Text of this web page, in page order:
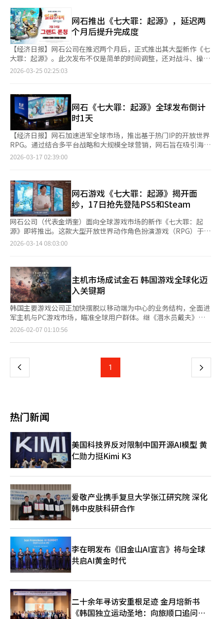
度内容“黎明之路（简单）”，降低了用户的进入门槛。 亚文化
游戏市场忠诚用户比例高，因此对过度付费结构的反感也较大。网
石游戏正在调整战略，以延长用户停留时间并建立长期游戏生态。
因此，《蒙奇：STAR DIVE》在苹果应用商店获得了4.7分，谷歌
Play也有4.4分的较高用户评价。 最近在亚洲地区进行PC上线的
《权力的游戏：王座之路》被认为是进一步强化这种变化趋势的案
例。网石游戏根据在西方早期访问过程中获得的用户反馈，重新整
顿了战斗和成长结构以及整体收入模式。 特别是去除了通过付费
法就能获得装备的结构，增强了成长的公平性。 此外，前一天
《权力的游戏：王座之路》的Steam页面公告中，将可能让用户感
觉到双重支付的“战斗通行证经验包”改为免费，并进行了全额退
款，快速反映了用户反馈。 此次网石游戏的战略变化被分析为不
仅仅是收入模式的调整，而是向全球发行商转型的过程。随着从以
移动为中心的业务结构转向以主机、PC和多平台为基础的全球市
场攻势，符合全球用户需求的服务战略变得愈发重要。 尤其是在
续性和用户体验所取代，成为核心竞争力。 网石游戏计划在下半
年继续通过多款新作攻占全球市场。即将推出的作品包括《SOL：
enchant》、《我独自升级：KARMA》、《香格里拉前线：七大
最强种族》、《项目章鱼》、《恶魔之心》、《项目伊吉斯》等。
网石游戏相关人士表示：“我们正在持续改善体质，以降低用户在
收入模式上的负担，增强游戏性，让全球用户能够体验到游戏的本
质乐趣。未来的新作也将围绕用户体验设计服务结构，同时保留各
少，人工成本较上季度有所下降，支付佣金也因自有知识产权游戏
的销售比例增加而减少。 网石期待从第二季度开始，新作的效果
将显著反映在业绩上。公司计划于14日推出《权力的游戏：国王之
路》的亚洲地区PC版本，21日发布移动版本，并在6月推出新作
MMORPG《SOL：附魔》。 下半年，网石将继续其积极的新作发
布策略，计划依次推出《我独自升级：业力》、《香格里拉前线：
七大最强种》、《项目章鱼》、《恶魔之心》和《项目伊吉斯》等
5款新作。 网石代表金炳圭表示：“第一季度主要新作的发布集中
润均实现增长，公司的基础实力保持稳定。基于全球营收占比达到
79%的多元化产品组合，我们期待从第二季度开始，新作的销售将
显著反映，外部增长和盈利能力改善将同步出现。”※ 本报道经
人工智能（AI）系统翻译与编辑。
6.8%。净利润因HYBE股票处置等资产出售的影响，增长了
163%。 第一季度的业绩主要受到新作效果的限制。《石器时代：
养成》和《七大罪：起源》于3月发布，尽管销售反映时间较短，
但分别占第一季度收入的3%。Netmarble认为这两款作品已在市
场上稳定落地。 金炳圭在业绩发布电话会议中表示：“《七大
罪：起源》和《梦境：星际潜水》在多个国家的多平台同步发布，
超前收入最大化的策略不如稳定的长期PLC对公司更有利。” 新作
的运营方向也将围绕长期稳定展开。金CEO指出：“不同平台的游
进行长期用户稳定的更新。” 关于自有支付的扩展，金CEO持谨
慎态度。他表示：“自有支付的比例受平台特性、市场手续费政策
和游戏类型等三大因素影响，单纯为了提高营业利润而引入自有支
付并不一定能转化为用户支付。” 不过，他承认减轻手续费负担
的必要性，表示：“我们充分意识到，降低波动性费用的手续费符
合股东利益。” Netmarble预计第二季度新作效果将显著体现。
本月将启动《权力的游戏：王座之路》在亚洲地区的发布，6月将
推出《魔法：附魔》。下半年还计划依次发布《我独自升级：因
心》和《项目伊西斯》等五款新作。 Netmarble CFO都基旭表
示：“预计从第二季度开始，新作发布的成果将推动外部增长和盈
利能力的提升，结合自有成本优化和支付手续费率等有利外部环境
变化，盈利能力将逐步改善。” Netmarble今年的业绩走势将更
多依赖于新作的长期运营表现。全球同步发布和多平台策略虽能扩
大用户基础，但各国用户行为和平台收费结构的差异也增加了运营
难度。Netmarble能否在地区更新和成本优化上协调一致，将是
盈利能力改善的关键。 金炳圭表示：“今年是多种类型和全球IP基
工智能（AI）系统翻译与编辑。
网石推出《七大罪：起源》，延迟两
个月后提升完成度
【经济日报】网石公司在推迟两个月后，正式推出其大型新作《七
大罪：起源》。此次发布不仅是简单的时间调整，还对战斗、操作
和UI等核心系统进行了全面改进，吸引了业界的关注。24日，网石
问题。在此前的全球CBT中，游戏整体结构需要改进的呼声很高。
尤其是由于跨平台结构，操作系统不够直观，反应性和控制的完整
性也需要改进。战斗系统被认为是一个挑战。虽然连击和技能配置
获得了积极评价，但难度曲线和敌人模式设计不够友好，导致早期
阶段的疲劳感较高。此外，UI和UX结构复杂，信息布局不直观，
用户难以掌握动线。开放世界的探索结构也需要改进。目标指引和
路径寻找元素不足，导致游戏动线过长，资源获取和恢复系统不流
畅，可能导致用户流失。因此，网石选择对系统进行全面检查，而
动线和改善资源获取结构等核心要素，调整了发布计划。此次发布
版本中，大部分变化已被预告。为各平台提供优化的UI和界面设
计，并通过账号联动实现移动端、PC和主机之间的无缝游戏。战
斗保持4人小队基础，允许根据情况更换角色，同时改进操作便利
性和战术元素。在内容方面，结合了基于原作世界观的开放世界探
索和多人游戏元素，扩展了用户体验。用户可以自由探索里欧涅斯
城、妖精森林等主要区域，并通过小队游戏享受BOSS攻略等合作
内容。由于《七大罪》IP在全球累计销售5500万部，此次作品备
热门排行榜上名列前茅，反映了市场期待。此外，通过避开年初竞
争激烈的时段，调整日程以提高营销集中度。网石此次新作不仅是
为了推出，更是通过结构改进降低风险，测试其战略能否转化为实
际成果。网石在公告中表示：“感谢大家对《七大罪：起源》的关
注和支持。经过长时间的等待，能够再次与大家见面，开发团队感
到非常有意义。”※ 本报道经人工智能（AI）系统翻译与编辑。
2026-03-25 02:25:03
网石《七大罪：起源》全球发布倒计
时1天
【经济日报】网石加速进军全球市场，推出基于热门IP的开放世界
RPG。通过结合多平台战略和大规模全球营销，网石旨在吸引海外
用户。16日，网石宣布在美国洛杉矶L.A. Live举办线下活动“伊丽
扮演者装扮成原作中的主要角色“伊丽莎白”，在L.A. Live周围进
行游行。此外，现场还设有拍照区、游戏试玩、周边派发和抽奖等
体验项目。此外，网石于13日通过全球官方直播“世界预览”公开
了游戏的主要内容。玩家在正式发布时可以体验到主线故事的12个
章节，并有18种角色登场。《七大罪：起源》基于全球销量超过
5500万册的热门漫画《七大罪》IP。玩家可以自由探索布里塔尼
亚大陆，收集材料制作装备，并与朋友组队挑战野外BOSS和地下
城。网石还在全球主要城市进行大规模户外广告宣传，包括韩国光
国、德国、台湾、泰国、印度尼西亚、巴西等10个国家开展营销活
动。这一举措被解读为通过结合多平台战略，吸引主机和移动用
户。随着全球游戏市场中多平台游戏的扩展，网石试图通过IP项目
扩大海外用户群。韩国游戏公司正将全球市场作为核心增长战略。
由于国内市场增长放缓，企业正在针对全球市场进行营销和开发。
网石的海外收入占比已超过80%，在北美、欧洲和东南亚市场取得
了成绩。韩国游戏公司正在加强符合全球用户喜好的内容开发和本
地营销。除了移动端，主机和PC游戏的扩展也是趋势。网石计划
于17日在Steam和PlayStation 5平台上首先发布《七大罪：起
强海外市场攻势，《七大罪：起源》在全球RPG市场的表现备受关
注。网石F&C《七大罪：起源》总监具道亨表示：“我们将持续带
来原作的感动和原创地区的新鲜乐趣”，并对全球IP的成功充满信
2026-03-17 02:39:00
网石游戏《七大罪：起源》揭开面
纱，17日抢先登陆PS5和Steam
网石公司（代表金炳奎）面向全球游戏市场的新作《七大罪：起
源》即将推出。这款大型开放世界动作角色扮演游戏（RPG）于
13日通过官方YouTube频道进行了特别的世界预览直播，详细介
先在PlayStation5和全球PC平台Steam上推出该游戏，并于24日
扩展到包括移动设备在内的所有平台。通过优先攻占PC和主机平
台，网石旨在吸引西方用户并降低应用市场的手续费，以最大化盈
利。此次直播中最引人注目的决定是完全取消武器抽取系统。在全
球用户对概率型道具的疲劳达到极限的情况下，网石果断放弃了这
一主要收入来源。取而代之的是，玩家可以在开放世界中收集材
料，制作最高级别的SSR武器。这种变化不仅减少了付费诱导，还
大大提升了开放世界RPG的核心乐趣——探索的价值。玩家可以通
过制作和分解武器来提升角色，体验深刻的成就感。角色和武器的
也被设计得更加用户友好。玩家在80次召唤时至少能获得一次SSR
级英雄，如果未获得指定英雄，下一次80次召唤内必定获得。特别
精心构建到第12幕，原作主角梅利奥达斯和续作核心人物特里斯坦
林等标志性区域以高质量图形生动呈现。特别是采用了独特的多元
宇宙世界观，玩家可以与队友一起攻略隐藏在各地的5种Boss和3
种地牢，体验如同置身动画中的沉浸感。为纪念正式上线，玩家只
需登录游戏即可获得SSR英雄吉拉和专属武器，并通过丰富的活动
提供最多373次的免费召唤机会，大大降低了初期进入门槛。网石
将原定于1月的发行日期推迟至3月，以完善操作感和战斗系统，这
一坚持被视为成功的基础。最近在纽约时代广场和伦敦苏活区等全
球10个国家的主要地标投放了大规模户外广告，反映了对这部精良
作品的信心。最终，《七大罪：起源》的成败将成为上半年网石整
体业绩的关键。能否克服以移动为中心的限制，重新定义多平台时
代的全球成功公式，全球游戏业界的目光都集中在此。※ 本报道
经人工智能（AI）系统翻译与编辑。
2026-03-14 08:03:00
主机市场成试金石 韩国游戏全球化迈
入关键期
韩国主要游戏公司正加快摆脱以移动端为中心的业务结构，全面进
军主机与PC游戏市场，瞄准全球用户群体。继《潜水员戴夫》
《匹诺曹的谎言》《星刃》等作品相继取得成功后，今年上半年，
机、PC作品将陆续推出，韩国游戏产业的全球竞争力有望迎来实
主机与PC领域的关键元年，并加快布局海外市场。网石
（Netmarble）已于上月28日推出《七大罪：起源》，以PC和
等作品，推进产品结构多元化。 这一战略转向，源于韩国游戏在
全球市场不断累积的成功经验。乐线（Nexon）旗下
MINTROCKET开发的《潜水员戴夫》全球累计销量突破700万
份，海外销售占比超过九成，被视为韩国游戏全球化的代表案例。
新游游戏（Neowiz）的《匹诺曹的谎言》上线5个月吸引700万名
用户，累计销量突破300万份；Shift Up的《星刃》全平台累计销
量达300万份，PC版上线3天销量突破100万份。 业内分析指出，
主机与PC市场重新受到关注，主要与移动游戏增长放缓及全球市
场结构变化有关。目前，韩国游戏收入仍有六成以上来自移动端，
但增速已明显趋缓。相比之下，全球主机市场约占整体游戏销售额
的28%，在北美、欧洲等核心市场保持稳定规模，被视为实现真正
全球化的重要阵地。 不过，主机市场的高风险属性亦不容忽视。
魁匠团（Krafton）曾投入约2000亿韩元（约合人民币9亿元）开
远低于目标，凸显该领域的高门槛。 在此背景下，今年上半年备
受关注的《红色沙漠》成败，被业界视为韩国游戏产业进军全球主
机市场的重要风向标。珍艾碧丝表示，目前预售反响积极，且主机
版本占比较高。 中央大学经营学部教授魏正贤（音）指出：“韩
国游戏长期集中于网络和移动领域，主机市场相对薄弱。但近年的
成功案例显示，韩国开发商具备突破新市场的能力，其开发实力正
逐步获得全球认可。”
2026-02-07 01:10:56
上
页
1 下
热门新闻
美国科技界反对限制中国开源AI模型 黄
仁勋力挺Kimi K3
爱敬产业携手复旦大学张江研究院 深化
韩中皮肤科研合作
李在明发布《旧金山AI宣言》将与全球
共启AI黄金时代
二十余年寻访安重根足迹 金月培新书
《韩国独立运动圣地：向旅顺口追问历